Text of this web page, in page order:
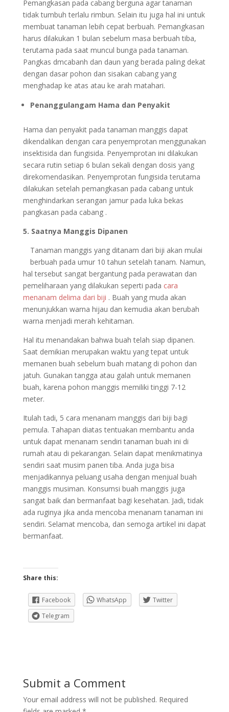
Pemangkasan pada cabang berguna agar tanaman
tidak tumbuh terlalu rimbun. Selain itu juga hal ini untuk
membuat tanaman lebih cepat berbuah. Pemangkasan
harus dilakukan 1 bulan sebelum masa berbuah tiba,
terutama pada saat muncul bunga pada tanaman.
Pangkas dmcabanh dan daun yang berada paling dekat
dengan dasar pohon dan sisakan cabang yang
menghadap ke atas atau ke arah matahari.
Penanggulangam Hama dan Penyakit
Hama dan penyakit pada tanaman manggis dapat
dikendalikan dengan cara penyemprotan menggunakan
insektisida dan fungisida. Penyemprotan ini dilakukan
secara rutin setiap 6 bulan sekali dengan dosis yang
direkomendasikan. Penyemprotan fungisida terutama
dilakukan setelah pemangkasan pada cabang untuk
menghindarkan serangan jamur pada luka bekas
pangkasan pada cabang .
5. Saatnya Manggis Dipanen
Tanaman manggis yang ditanam dari biji akan mulai
berbuah pada umur 10 tahun setelah tanam. Namun,
hal tersebut sangat bergantung pada perawatan dan
pemeliharaan yang dilakukan seperti pada cara
menanam delima dari biji . Buah yang muda akan
menunjukkan warna hijau dan kemudia akan berubah
warna menjadi merah kehitaman.
Hal itu menandakan bahwa buah telah siap dipanen.
Saat demikian merupakan waktu yang tepat untuk
memanen buah sebelum buah matang di pohon dan
jatuh. Gunakan tangga atau galah untuk memanen
buah, karena pohon manggis memiliki tinggi 7-12
meter.
Itulah tadi, 5 cara menanam manggis dari biji bagi
pemula. Tahapan diatas tentuakan membantu anda
untuk dapat menanam sendiri tanaman buah ini di
rumah atau di pekarangan. Selain dapat menikmatinya
sendiri saat musim panen tiba. Anda juga bisa
menjadikannya peluang usaha dengan menjual buah
manggis musiman. Konsumsi buah manggis juga
sangat baik dan bermanfaat bagi kesehatan. Jadi, tidak
ada ruginya jika anda mencoba menanam tanaman ini
sendiri. Selamat mencoba, dan semoga artikel ini dapat
bermanfaat.
Share this:
Facebook WhatsApp
Twitter
Telegram
Submit a Comment
Your email address will not be published. Required